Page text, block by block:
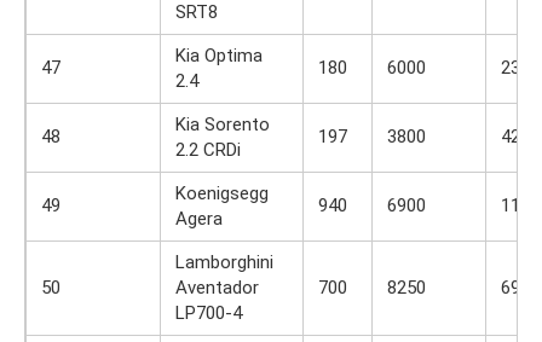
SRT8
47
Kia Optima
2.4
180 6000 231
48
Kia Sorento
2.2 CRDi
197 3800 421
49
Koenigsegg
Agera
940 6900 1100
50
Lamborghini
Aventador
LP700-4
700 8250 690